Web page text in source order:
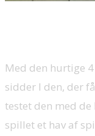
Med den hurtige
sidder I den, der
testet den med
spillet et hav af